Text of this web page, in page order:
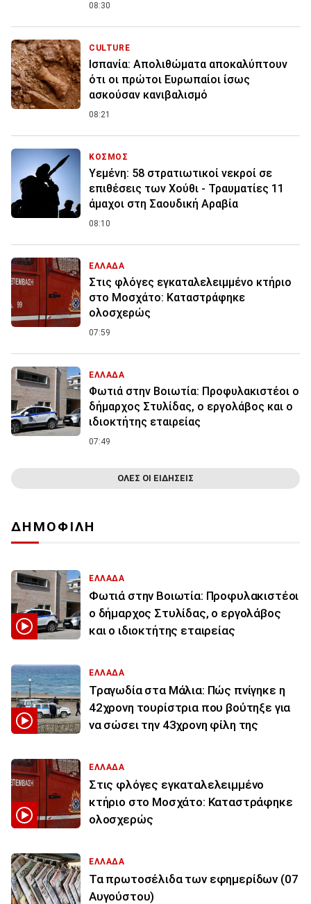
08:30
CULTURE
Ισπανία: Απολιθώματα αποκαλύπτουν
ότι οι πρώτοι Ευρωπαίοι ίσως
ασκούσαν κανιβαλισμό
08:21
ΚΟΣΜΟΣ
Υεμένη: 58 στρατιωτικοί νεκροί σε
επιθέσεις των Χούθι - Τραυματίες 11
άμαχοι στη Σαουδική Αραβία
08:10
ΕΛΛΑΔΑ
Στις φλόγες εγκαταλελειμμένο κτήριο
στο Μοσχάτο: Καταστράφηκε
ολοσχερώς
07:59
ΕΛΛΑΔΑ
Φωτιά στην Βοιωτία: Προφυλακιστέοι ο
δήμαρχος Στυλίδας, ο εργολάβος και ο
ιδιοκτήτης εταιρείας
07:49
ΟΛΕΣ ΟΙ ΕΙΔΗΣΕΙΣ
ΔΗΜΟΦΙΛΗ
ΕΛΛΑΔΑ
Φωτιά στην Βοιωτία: Προφυλακιστέοι
ο δήμαρχος Στυλίδας, ο εργολάβος
και ο ιδιοκτήτης εταιρείας
ΕΛΛΑΔΑ
Τραγωδία στα Μάλια: Πώς πνίγηκε η
42χρονη τουρίστρια που βούτηξε για
να σώσει την 43χρονη φίλη της
ΕΛΛΑΔΑ
Στις φλόγες εγκαταλελειμμένο
κτήριο στο Μοσχάτο: Καταστράφηκε
ολοσχερώς
ΕΛΛΑΔΑ
Τα πρωτοσέλιδα των εφημερίδων (07
Αυγούστου)